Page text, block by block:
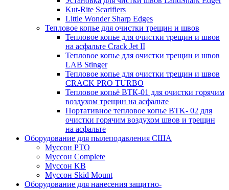
Kut-Rite Scarifiers
Little Wonder Sharp Edges
Тепловое копье для очистки трещин и швов
Тепловое копье для очистки трещин и швов
на асфальте Crack Jet II
Тепловое копье для очистки трещин и швов
LAB Stinger
Тепловое копье для очистки трещин и швов
CRACK PRO TURBO
Тепловое копьё ВТК-01 для очистки горячим
воздухом трещин на асфальте
Портативное тепловое копье BTK- 02 для
очистки горячим воздухом швов и трещин
на асфальте
Оборудование для пылеподавления США
Муссон PTO
Муссон Complete
Муссон KB
Муссон Skid Mount
Оборудование для нанесения защитно-